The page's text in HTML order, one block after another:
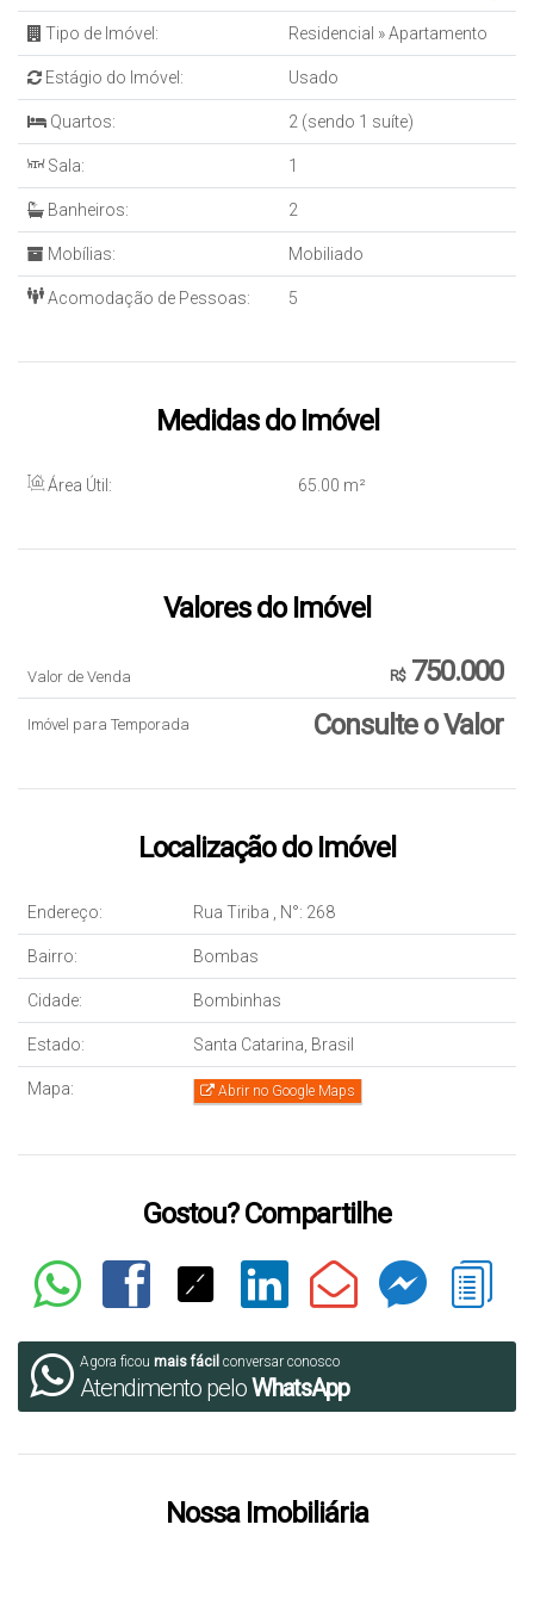
Tipo de Imóvel: Residencial »Apartamento
Estágio do Imóvel: Usado
Quartos: 2 (sendo 1 suíte)
Sala: 1
Banheiros: 2
Mobílias: Mobiliado
Acomodação de Pessoas: 5
Medidas do Imóvel
Área Útil: 65.00 m²
Valores do Imóvel
R$750.000
Valor de Venda
Consulte o Valor
Imóvel para Temporada
Localização do Imóvel
Endereço: Rua Tiriba , N°: 268
Bairro: Bombas
Cidade: Bombinhas
Estado: Santa Catarina, Brasil
Mapa: Abrir no Google Maps
Gostou? Compartilhe
Agora ficou mais fácil conversar conosco
Atendimento peloWhatsApp
Nossa Imobiliária